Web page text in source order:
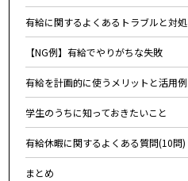
有給に関するよくあるトラブルと対処
【NG例】有給でやりがちな失敗
有給を計画的に使うメリットと活用例
学生のうちに知っておきたいこと
有給休暇に関するよくある質問(10問)
まとめ